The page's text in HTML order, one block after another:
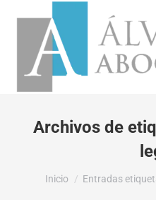
Archivos de
Estás aquí:
Inicio Entradas